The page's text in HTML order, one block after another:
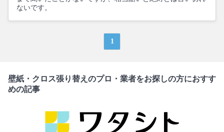
ないです。
1
壁紙・クロス張り替えのプロ・業者をお探しの方におすす
めの記事